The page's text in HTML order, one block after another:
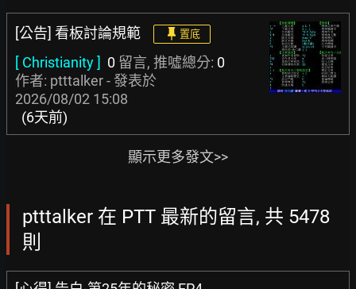
[公告] 看板討論規範 置底
[ Christianity ] 0 留言, 推噓總分: 0
作者: ptttalker - 發表於
2026/08/02 15:08
(6天前)
顯示更多發文>>
ptttalker 在 PTT 最新的留言, 共 5478
則